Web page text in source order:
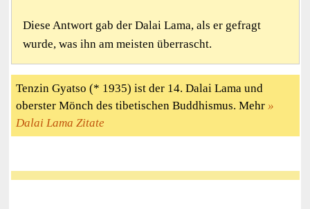
Diese Antwort gab der Dalai Lama, als er gefragt
wurde, was ihn am meisten überrascht.
Tenzin Gyatso (* 1935) ist der 14. Dalai Lama und
oberster Mönch des tibetischen Buddhismus. Mehr
Dalai Lama Zitate